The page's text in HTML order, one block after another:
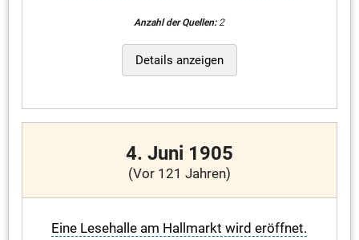
Anzahl der Quellen:2
Details anzeigen
4. Juni 1905
(Vor 121 Jahren)
Eine Lesehalle am Hallmarkt wird eröffnet.